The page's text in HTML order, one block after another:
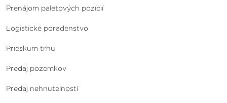
Prenájom paletových pozícií
Logistické poradenstvo
Prieskum trhu
Predaj pozemkov
Predaj nehnuteľností